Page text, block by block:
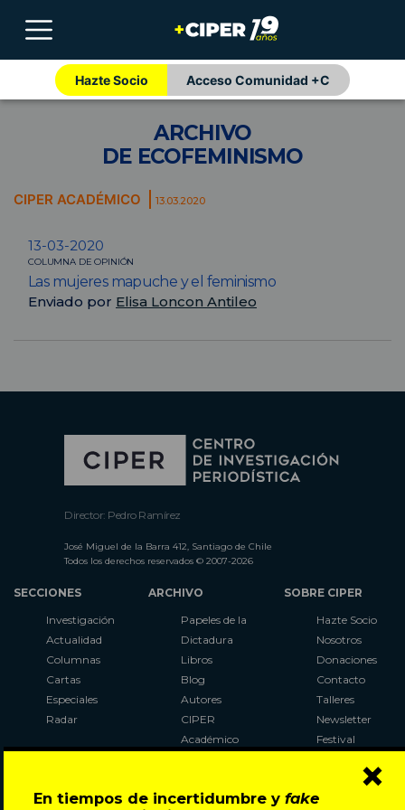
En tiempos de incertidumbre y fake
×
Hazte Socio Acceso Comunidad +C
ARCHIVO
DE ECOFEMINISMO
CIPER ACADÉMICO 13.03.2020
13-03-2020
COLUMNA DE OPINIÓN
Las mujeres mapuche y el feminismo
Enviado por Elisa Loncon Antileo
Director: Pedro Ramírez
José Miguel de la Barra 412, Santiago de Chile
Todos los derechos reservados © 2007-2026
SECCIONES
Investigación
Actualidad
Columnas
Cartas
Especiales
Radar
ARCHIVO
Papeles de la
Dictadura
Libros
Blog
Autores
CIPER
Académico
Al Plebiscito
SOBRE CIPER
Hazte Socio
Nosotros
Donaciones
Contacto
Talleres
Newsletter
Festival